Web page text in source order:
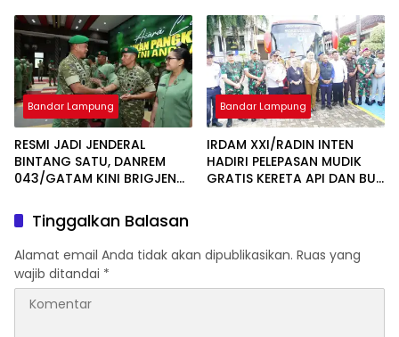
Dengan Peningkatan
Kualitas Diri
Pembangunan
Bandar Lampung
RESMI JADI JENDERAL
BINTANG SATU, DANREM
043/GATAM KINI BRIGJEN
Bandar Lampung
IRDAM XXI/RADIN INTEN
HADIRI PELEPASAN MUDIK
GRATIS KERETA API DAN BUS
Tinggalkan Balasan
Alamat email Anda tidak akan dipublikasikan. Ruas yang
wajib ditandai *